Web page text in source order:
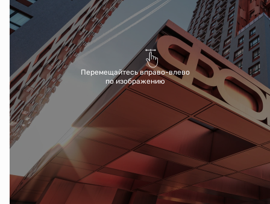
Перемещайтесь вправо-влево
по изображению